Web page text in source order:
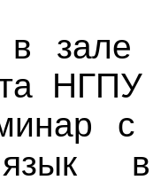
зале
НГПУ
язык